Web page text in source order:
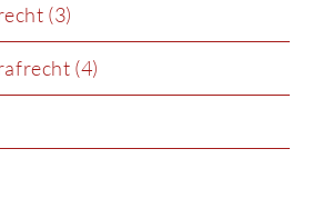
(3)
(4)